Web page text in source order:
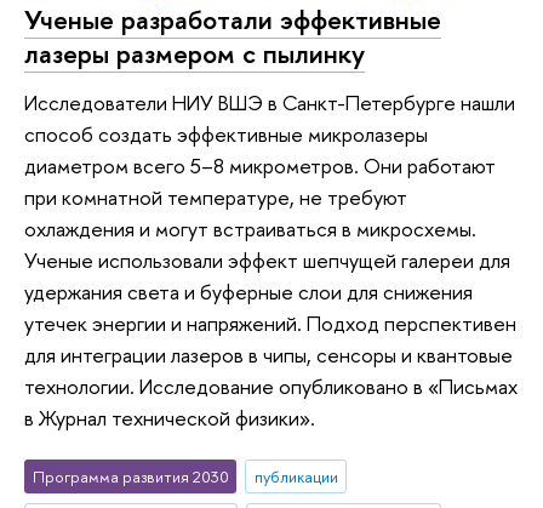
Ученые разработали эффективные
лазеры размером с пылинку
Исследователи НИУ ВШЭ в Санкт-Петербурге нашли
способ создать эффективные микролазеры
диаметром всего 5–8 микрометров. Они работают
при комнатной температуре, не требуют
охлаждения и могут встраиваться в микросхемы.
Ученые использовали эффект шепчущей галереи для
удержания света и буферные слои для снижения
утечек энергии и напряжений. Подход перспективен
для интеграции лазеров в чипы, сенсоры и квантовые
технологии. Исследование опубликовано в «Письмах
в Журнал технической физики».
Программа развития 2030
публикации